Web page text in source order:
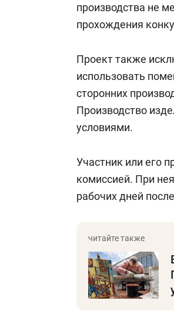
производства не
прохождения
Проект также
использовать
сторонних
Производство
условиями.
Участник или его
комиссией. При
рабочих дней